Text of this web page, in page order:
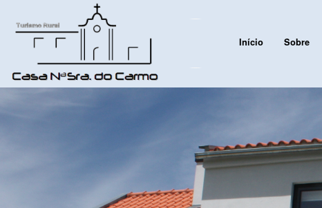
Início Sobre